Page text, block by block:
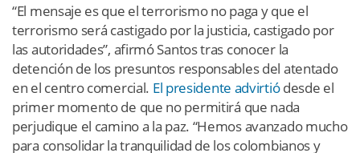
“El mensaje es que el terrorismo no paga y que el
terrorismo será castigado por la justicia, castigado por
las autoridades”, afirmó Santos tras conocer la
detención de los presuntos responsables del atentado
en el centro comercial. El presidente advirtiódesde el
primer momento de que no permitirá que nada
perjudique el camino a la paz. “Hemos avanzado mucho
para consolidar la tranquilidad de los colombianos y